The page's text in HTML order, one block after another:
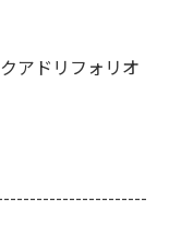
アドリフォリオ